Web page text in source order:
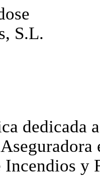
S.L.
dedicada
Incendios y